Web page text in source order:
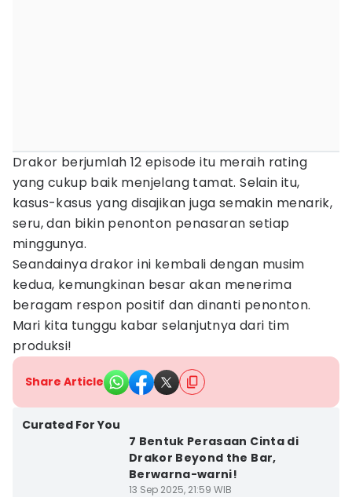
Drakor berjumlah 12 episode itu meraih rating
yang cukup baik menjelang tamat. Selain itu,
kasus-kasus yang disajikan juga semakin menarik,
seru, dan bikin penonton penasaran setiap
minggunya.
Seandainya drakor ini kembali dengan musim
kedua, kemungkinan besar akan menerima
beragam respon positif dan dinanti penonton.
Mari kita tunggu kabar selanjutnya dari tim
produksi!
Share Article
Curated For You
7 Bentuk Perasaan Cinta di
Drakor Beyond the Bar,
Berwarna-warni!
13 Sep 2025, 21:59 WIB